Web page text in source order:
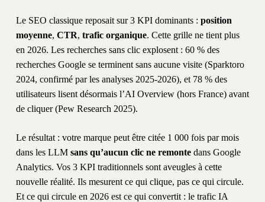
Le SEO classique reposait sur 3 KPI dominants : position
moyenne, CTR, trafic organique. Cette grille ne tient plus
en 2026. Les recherches sans clic explosent : 60 % des
recherches Google se terminent sans aucune visite (Sparktoro
2024, confirmé par les analyses 2025-2026), et 78 % des
utilisateurs lisent désormais l’AI Overview (hors France) avant
de cliquer (Pew Research 2025).
Le résultat : votre marque peut être citée 1 000 fois par mois
dans les LLM sans qu’aucun clic ne remontedans Google
Analytics. Vos 3 KPI traditionnels sont aveugles à cette
nouvelle réalité. Ils mesurent ce qui clique, pas ce qui circule.
Et ce qui circule en 2026 est ce qui convertit : le trafic IA